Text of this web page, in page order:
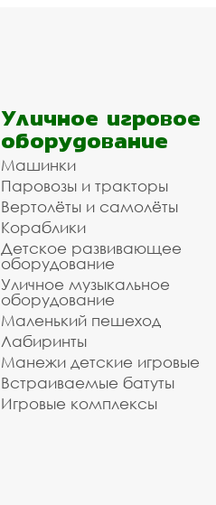
Уличное игровое
оборудование
Машинки
Паровозы и тракторы
Вертолёты и самолёты
Кораблики
Детское развивающее
оборудование
Уличное музыкальное
оборудование
Маленький пешеход
Лабиринты
Манежи детские игровые
Встраиваемые батуты
Игровые комплексы